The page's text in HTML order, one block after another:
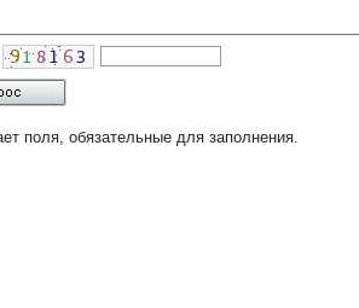
поля, обязательные для заполнения.